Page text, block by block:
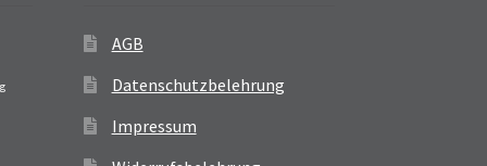
AGB
Datenschutzbelehrung
Impressum